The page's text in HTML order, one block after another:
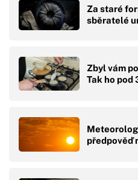
Za staré
sběratelé
Zbyl vám
Tak ho
předpověď